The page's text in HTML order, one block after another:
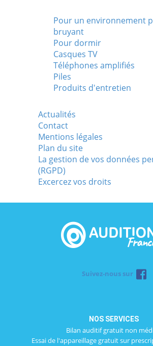
Pour un environnement
bruyant
Pour dormir
Casques TV
Téléphones amplifiés
Piles
Produits d'entretien
Actualités
Contact
Mentions légales
Plan du site
La gestion de vos données
(RGPD)
Excercez vos droits
Suivez-nous sur
NOS SERVICES
Bilan auditif gratuit non
Essai de l'appareillage gratuit sur